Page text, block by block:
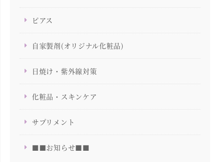
ピアス
自家製剤(オリジナル化粧品)
日焼け・紫外線対策
化粧品・スキンケア
サプリメント
■■お知らせ■■